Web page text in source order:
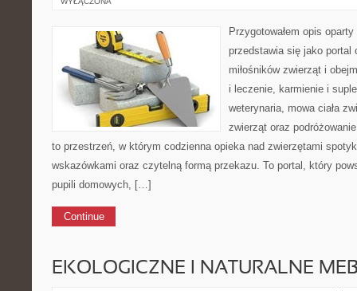
Przygotowałem opis
przedstawia się jako portal
miłośników zwierząt i
i leczenie, karmienie i
weterynaria, mowa ciała
zwierząt oraz
to przestrzeń, w którym codzienna opieka nad zwierzętami
wskazówkami oraz czytelną formą przekazu. To portal, który
pupili domowych, […]
Continue
EKOLOGICZNE I NATURALNE